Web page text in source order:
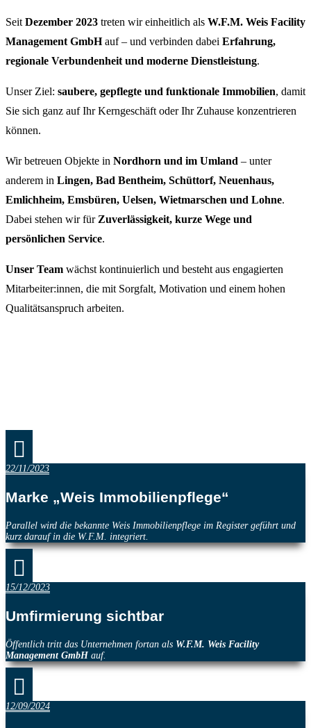
Seit Dezember 2023 treten wir einheitlich als W.F.M. Weis Facility
Management GmbHauf – und verbinden dabei Erfahrung,
regionale Verbundenheit und moderne Dienstleistung.
Unser Ziel: saubere, gepflegte und funktionale Immobilien, damit
Sie sich ganz auf Ihr Kerngeschäft oder Ihr Zuhause konzentrieren
können.
Wir betreuen Objekte in Nordhorn und im Umland – unter
anderem in Lingen, Bad Bentheim, Schüttorf, Neuenhaus,
Emlichheim, Emsbüren, Uelsen, Wietmarschen und Lohne.
Dabei stehen wir für Zuverlässigkeit, kurze Wege und
persönlichen Service.
Unser Team wächst kontinuierlich und besteht aus engagierten
Mitarbeiter:innen, die mit Sorgfalt, Motivation und einem hohen
Qualitätsanspruch arbeiten.

22/11/2023
Marke „Weis Immobilienpflege“
Parallel wird die bekannte Weis Immobilienpflege im Register geführt und
kurz darauf in die W.F.M. integriert.

15/12/2023
Umfirmierung sichtbar
Öffentlich tritt das Unternehmen fortan als W.F.M. Weis Facility
Management GmbHauf.

12/09/2024